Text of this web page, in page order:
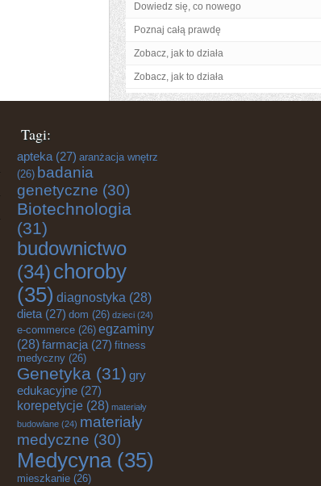
Dowiedz się, co nowego
Poznaj całą prawdę
Zobacz, jak to działa
Zobacz, jak to działa
Tagi:
apteka (27) aranżacja wnętrz
(26) badania
genetyczne (30)
Biotechnologia
(31)
budownictwo
(34)choroby
(35) diagnostyka (28)
dieta (27) dom (26) dzieci (24)
e-commerce (26) egzaminy
(28)farmacja (27) fitness
medyczny (26)
Genetyka (31) gry
edukacyjne (27)
korepetycje (28) materiały
budowlane (24) materiały
medyczne (30)
Medycyna(35)
mieszkanie (26)